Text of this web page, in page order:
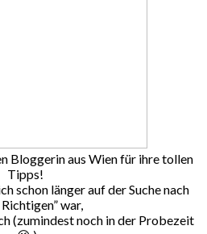
Bloggerin aus Wien für ihre tollen
Tipps!
schon länger auf der Suche nach
Richtigen” war,
(zumindest noch in der Probezeit